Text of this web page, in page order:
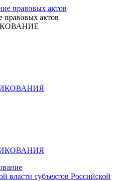
правовых актов
власти субъектов Российской